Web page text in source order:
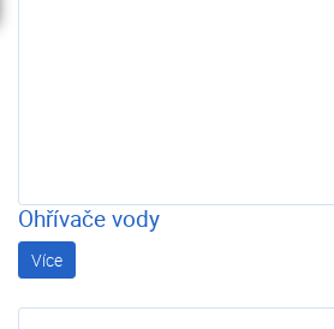
Ohřívače vody
Více